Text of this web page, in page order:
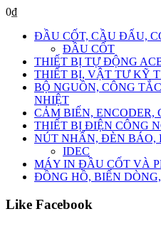
0₫
ĐẦU CỐT, CẦU ĐẤU,
ĐẦU CỐT
THIẾT BỊ TỰ ĐỘNG
THIẾT BỊ, VẬT TƯ KỸ
BỘ NGUỒN, CÔNG
NHIỆT
CẢM BIẾN, ENCODER,
THIẾT BỊ ĐIỆN CÔNG
NÚT NHẤN, ĐÈN BÁO,
IDEC
MÁY IN ĐẦU CỐT VÀ
ĐỒNG HỒ, BIẾN
Like Facebook